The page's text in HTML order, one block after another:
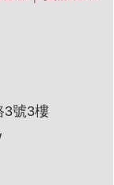
3號3樓